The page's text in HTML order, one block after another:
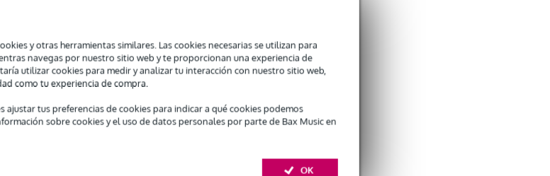
y otras herramientas similares. Las cookies necesarias se utilizan para
navegas por nuestro sitio web y te proporcionan una experiencia de
utilizar cookies para medir y analizar tu interacción con nuestro sitio web,
como tu experiencia de compra.
ajustar tus preferencias de cookies para indicar a qué cookies podemos
sobre cookies y el uso de datos personales por parte de Bax Music en
OK